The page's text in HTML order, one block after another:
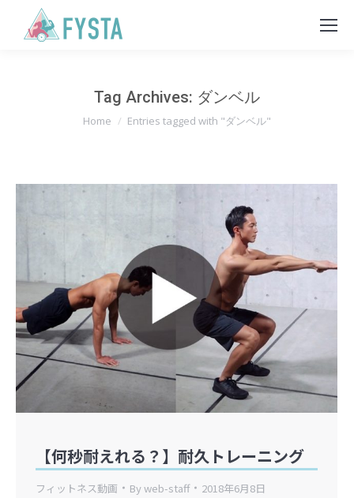
Tag Archives: ダンベル
You are here:
Home Entries tagged with "ダンベル"
【何秒耐えれる？】耐久トレーニング
フィットネス動画 Byweb-staff 2018年6月8日